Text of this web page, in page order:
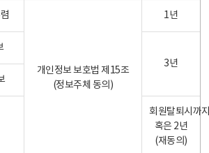
개인정보 보호법 제15조
(정보주체 동의)
1년
3년
회원탈퇴시까
혹은 2년
(재동의)